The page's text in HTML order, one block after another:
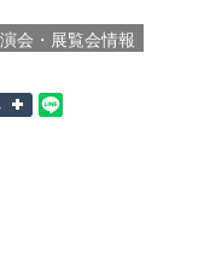
会・展覧会情報